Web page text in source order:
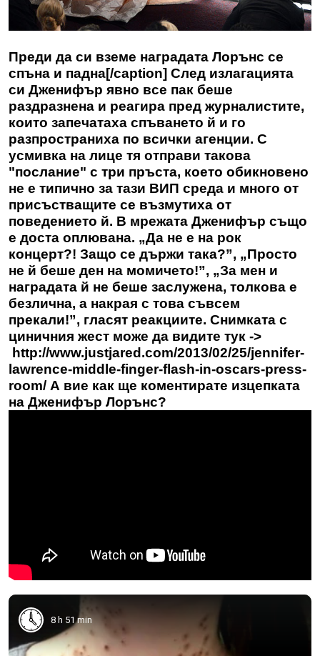
Преди да си вземе наградата Лорънс се
спъна и падна[/caption] След излагацията
си Дженифър явно все пак беше
раздразнена и реагира пред журналистите,
които запечатаха спъването й и го
разпространиха по всички агенции. С
усмивка на лице тя отправи такова
"послание" с три пръста, което обикновено
не е типично за тази ВИП среда и много от
присъстващите се възмутиха от
поведението й. В мрежата Дженифър също
е доста оплювана. „Да не е на рок
концерт?! Защо се държи така?”, „Просто
не й беше ден на момичето!”, „За мен и
наградата й не беше заслужена, толкова е
безлична, а накрая с това съвсем
прекали!”, гласят реакциите. Снимката с
циничния жест може да видите тук ->
http://www.justjared.com/2013/02/25/jennifer-
lawrence-middle-finger-flash-in-oscars-press-
room/ А вие как ще коментирате изцепката
на Дженифър Лорънс?
8 h 51 min